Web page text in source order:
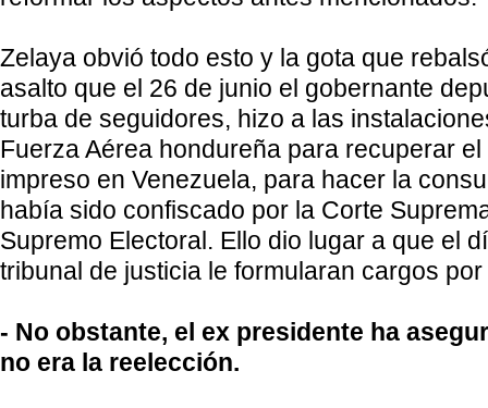
Zelaya obvió todo esto y la gota que
asalto que el 26 de junio el gobernante
turba de seguidores, hizo a las
Fuerza Aérea hondureña para recuperar
impreso en Venezuela, para hacer la
había sido confiscado por la Corte
Supremo Electoral. Ello dio lugar a que el
tribunal de justicia le formularan cargos
- No obstante, el ex presidente ha
no era la reelección.